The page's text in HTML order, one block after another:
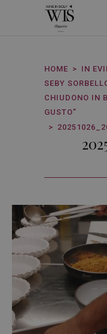
HOME
IN
SEBY
CHIUDONO IN
GUSTO”